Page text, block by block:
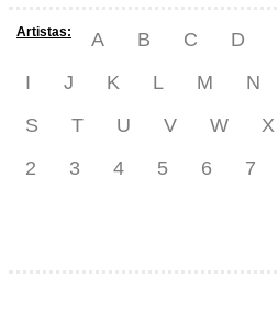
Artistas: A B C D
I
J K L M N
S
T U V W X
2
3 4 5 6 7